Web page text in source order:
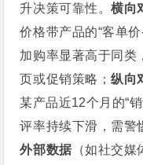
升决策可靠性。横向
价格带产品的“客单
加购率显著高于同类
页或促销策略； 纵向
某产品近12个月的“
评率持续下滑，需警
外部数据（如社交媒